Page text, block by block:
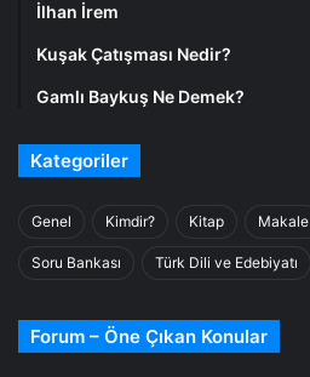
İlhan İrem
Kuşak Çatışması Nedir?
Gamlı Baykuş Ne Demek?
Kategoriler
Genel Kimdir? Kitap Makale
Soru Bankası Türk Dili ve Edebiyatı
Forum – Öne Çıkan Konular